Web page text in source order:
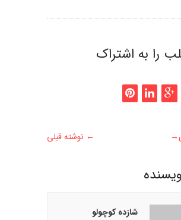
را به اشتراک
← نوشته قبلی →
شازده کوچولو